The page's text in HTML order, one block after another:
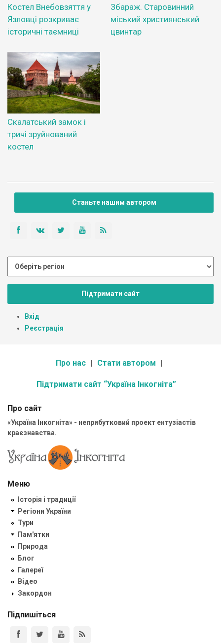
Костел Внебовзяття у
Язловці розкриває
історичні таємниці
Збараж. Старовинний
міський християнський
цвинтар
Скалатський замок і
тричі зруйнований
костел
Станьте нашим автором
Підтримати сайт
Вхід
Реєстрація
Про нас Стати автором
Підтримати сайт “Україна Інкогніта”
Про сайт
«Україна Інкогніта» - неприбутковий проект ентузіастів
краєзнавства.
Меню
Історія і традиції
Регіони України
Тури
Пам'ятки
Природа
Блог
Галереї
Відео
Закордон
Підпишіться